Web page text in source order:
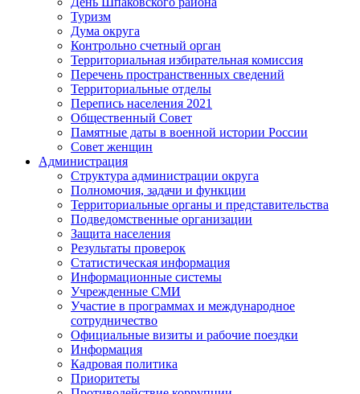
Туризм
Дума округа
Контрольно счетный орган
Территориальная избирательная комиссия
Перечень пространственных сведений
Территориальные отделы
Перепись населения 2021
Общественный Совет
Памятные даты в военной истории России
Совет женщин
Администрация
Структура администрации округа
Полномочия, задачи и функции
Территориальные органы и представительства
Подведомственные организации
Защита населения
Результаты проверок
Статистическая информация
Информационные системы
Учрежденные СМИ
Участие в программах и международное
сотрудничество
Официальные визиты и рабочие поездки
Информация
Кадровая политика
Приоритеты